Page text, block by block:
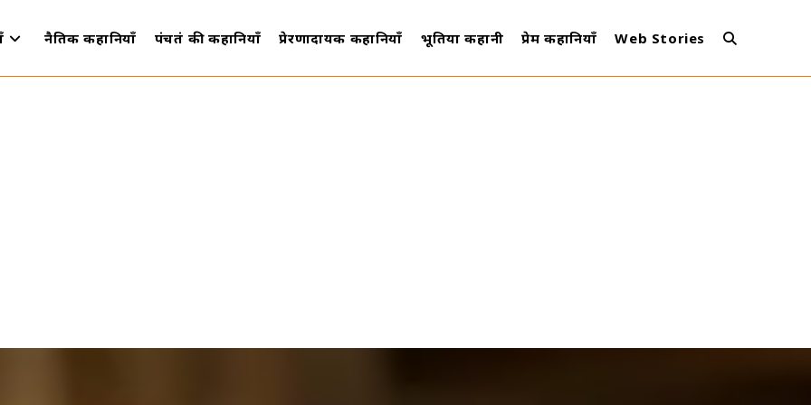
नैतिक कहानियाँ पंचतंत्र की कहानियाँ प्रेरणादायक कहानियाँ भूतिया कहानी प्रेम कहानियाँ Web Stories Toggle